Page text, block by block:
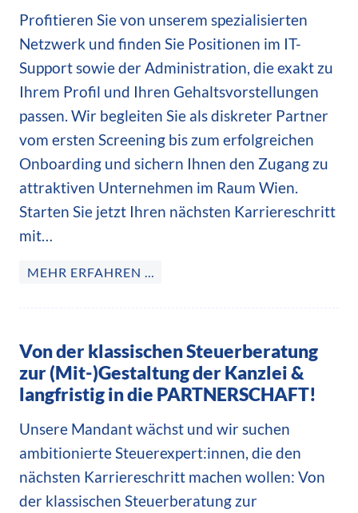
Profitieren Sie von unserem spezialisierten
Netzwerk und finden Sie Positionen im IT-
Support sowie der Administration, die exakt zu
Ihrem Profil und Ihren Gehaltsvorstellungen
passen. Wir begleiten Sie als diskreter Partner
vom ersten Screening bis zum erfolgreichen
Onboarding und sichern Ihnen den Zugang zu
attraktiven Unternehmen im Raum Wien.
Starten Sie jetzt Ihren nächsten Karriereschritt
mit…
MEHR ERFAHREN …
Von der klassischen Steuerberatung
zur (Mit-)Gestaltung der Kanzlei &
langfristig in die PARTNERSCHAFT!
Unsere Mandant wächst und wir suchen
ambitionierte Steuerexpert:innen, die den
nächsten Karriereschritt machen wollen: Von
der klassischen Steuerberatung zur